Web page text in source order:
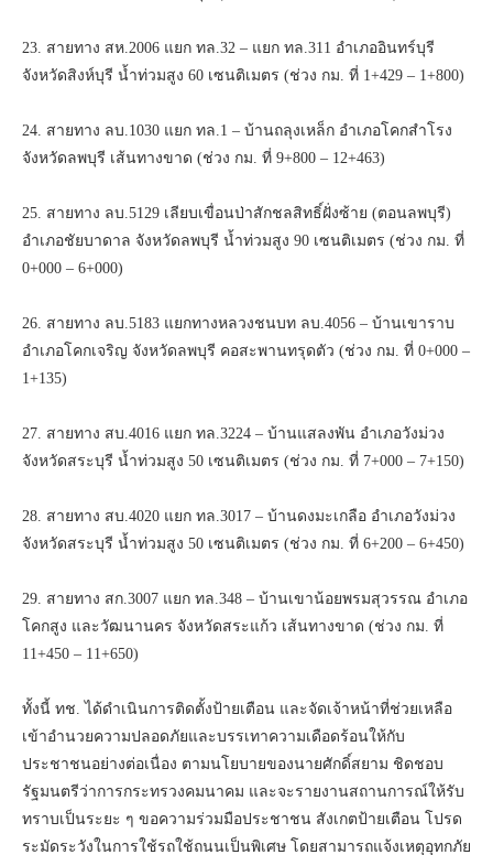
23. สายทาง สห.2006 แยก ทล.32 – แยก ทล.311 อำเภออินทร์บุรี
จังหวัดสิงห์บุรี น้ำท่วมสูง 60 เซนติเมตร (ช่วง กม. ที่ 1+429 – 1+800)
24. สายทาง ลบ.1030 แยก ทล.1 – บ้านถลุงเหล็ก อำเภอโคกสำโรง
จังหวัดลพบุรี เส้นทางขาด (ช่วง กม. ที่ 9+800 – 12+463)
25. สายทาง ลบ.5129 เลียบเขื่อนป่าสักชลสิทธิ์ฝั่งซ้าย (ตอนลพบุรี)
อำเภอชัยบาดาล จังหวัดลพบุรี น้ำท่วมสูง 90 เซนติเมตร (ช่วง กม. ที่
0+000 – 6+000)
26. สายทาง ลบ.5183 แยกทางหลวงชนบท ลบ.4056 – บ้านเขาราบ
อำเภอโคกเจริญ จังหวัดลพบุรี คอสะพานทรุดตัว (ช่วง กม. ที่ 0+000 –
1+135)
27. สายทาง สบ.4016 แยก ทล.3224 – บ้านแสลงพัน อำเภอวังม่วง
จังหวัดสระบุรี น้ำท่วมสูง 50 เซนติเมตร (ช่วง กม. ที่ 7+000 – 7+150)
28. สายทาง สบ.4020 แยก ทล.3017 – บ้านดงมะเกลือ อำเภอวังม่วง
จังหวัดสระบุรี น้ำท่วมสูง 50 เซนติเมตร (ช่วง กม. ที่ 6+200 – 6+450)
29. สายทาง สก.3007 แยก ทล.348 – บ้านเขาน้อยพรมสุวรรณ อำเภอ
โคกสูง และวัฒนานคร จังหวัดสระแก้ว เส้นทางขาด (ช่วง กม. ที่
11+450 – 11+650)
ทั้งนี้ ทช. ได้ดำเนินการติดตั้งป้ายเตือน และจัดเจ้าหน้าที่ช่วยเหลือ
เข้าอำนวยความปลอดภัยและบรรเทาความเดือดร้อนให้กับ
ประชาชนอย่างต่อเนื่อง ตามนโยบายของนายศักดิ์สยาม ชิดชอบ
รัฐมนตรีว่าการกระทรวงคมนาคม และจะรายงานสถานการณ์ให้รับ
ทราบเป็นระยะ ๆ ขอความร่วมมือประชาชน สังเกตป้ายเตือน โปรด
ระมัดระวังในการใช้รถใช้ถนนเป็นพิเศษ โดยสามารถแจ้งเหตุอุทกภัย